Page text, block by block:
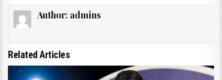
Author: admins
Related Articles